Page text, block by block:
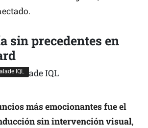
sin precedentes en
IQL
más emocionantes fue el
sin intervención visual,